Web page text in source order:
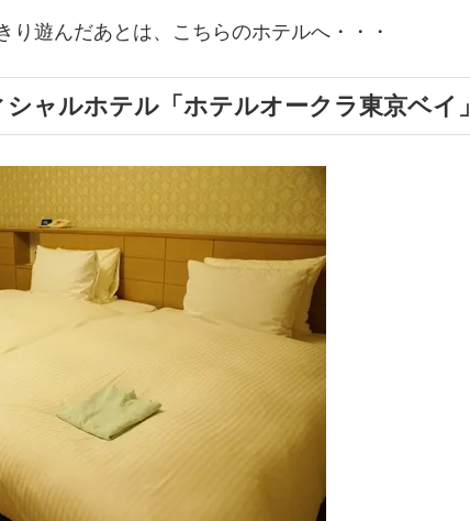
り遊んだあとは、こちらのホテルへ・・・
ャルホテル「ホテルオークラ東京ベイ」